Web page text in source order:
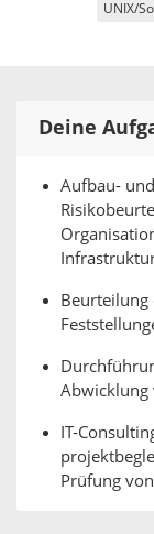
UNIX/
Deine
Aufbau-
Beurteilung
Abwicklung
IT-
Prüfung